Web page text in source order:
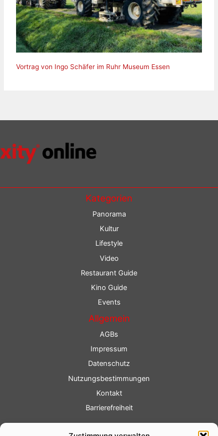
Vortrag von Ingo Schäfer im Ruhr Museum Essen
Kategorien
Panorama
Kultur
Lifestyle
Video
Restaurant Guide
Kino Guide
Events
Allgemein
AGBs
Impressum
Datenschutz
Nutzungsbestimmungen
Kontakt
Barrierefreiheit